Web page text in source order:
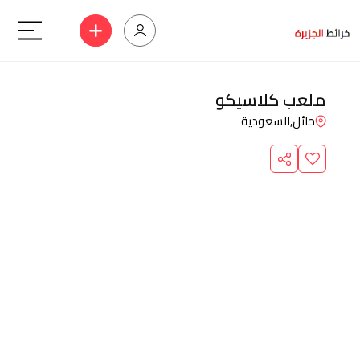
ملعب كلاسيكو
حائل,السعودية